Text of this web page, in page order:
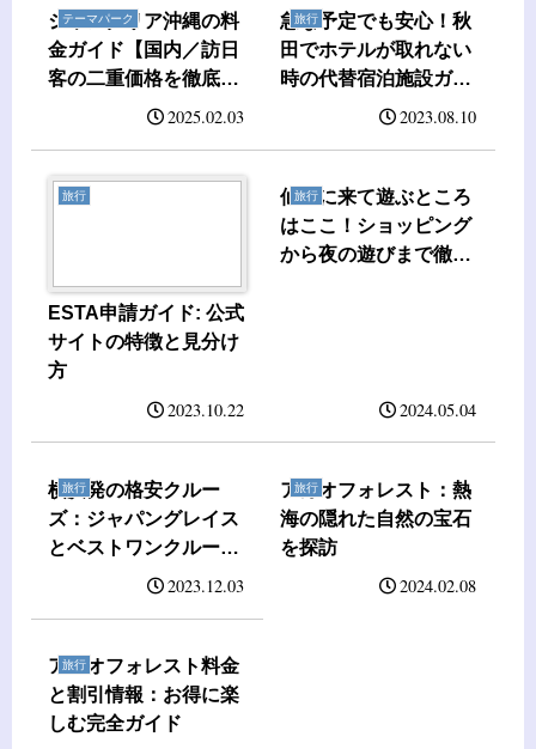
テーマパーク
ジャングリア沖縄の料
金ガイド【国内／訪日
客の二重価格を徹底解
2025.02.03
旅行
急な予定でも安心！秋
田でホテルが取れない
時の代替宿泊施設ガイ
ド【2024年】 2023.08.10
旅行
ESTA申請ガイド: 公式
サイトの特徴と見分け
方
2023.10.22
旅行
仙台に来て遊ぶところ
はここ！ショッピング
から夜の遊びまで徹底
2024.05.04
旅行
横浜発の格安クルー
ズ：ジャパングレイス
とベストワンクルーズ
2023.12.03
旅行
アカオフォレスト：熱
海の隠れた自然の宝石
を探訪
2024.02.08
旅行
アカオフォレスト料金
と割引情報：お得に楽
しむ完全ガイド